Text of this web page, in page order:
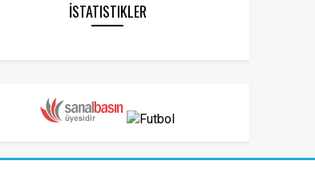
İSTATISTIKLER